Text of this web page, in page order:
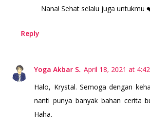
Nana! Sehat selalu juga untukmu
Reply
Yoga Akbar S. April 18, 2021 at
Halo, Krystal. Semoga dengan
nanti punya banyak bahan cerita
Haha.